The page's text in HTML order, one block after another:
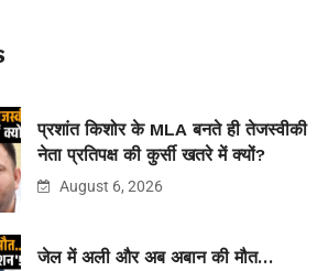
प्रशांत किशोर के MLA बनते ही तेजस्वीकी
नेता प्रतिपक्ष की कुर्सी खतरे में क्यों?
August 6, 2026
जेल में अली और अब अबान की मौत…